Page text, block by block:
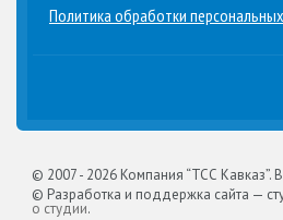
Политика обработки
© 2007 - 2026 Компания “ТСС Кавказ”.
© Разработка и поддержка сайта —
о студии.